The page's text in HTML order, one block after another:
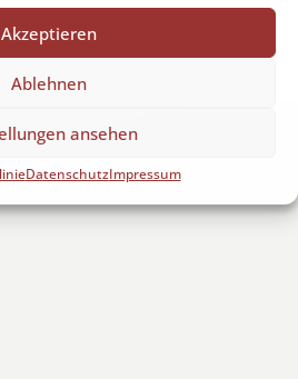
Akzeptieren
Ablehnen
ansehen
DatenschutzImpressum